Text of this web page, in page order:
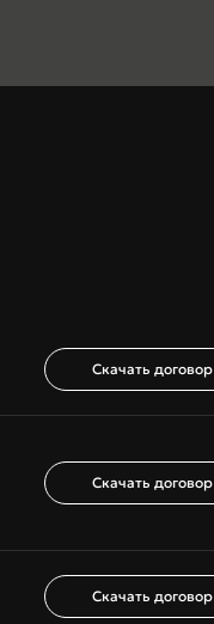
Скачать договор
Скачать договор
Скачать договор